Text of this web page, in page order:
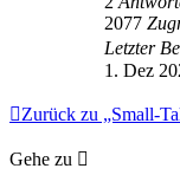
2077
Letzter
1. Dez
Zurück zu „Small-
Gehe zu